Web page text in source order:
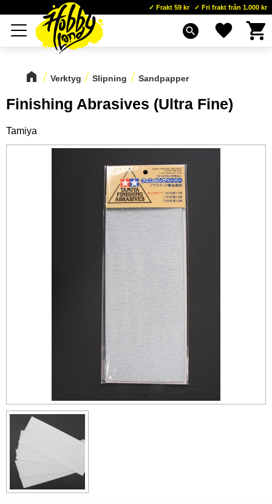
Meny
Frakt 59 kr Fri frakt från 1.000 kr
search Favoriter
Verktyg Slipning Sandpapper
Finishing Abrasives (Ultra Fine)
Tamiya